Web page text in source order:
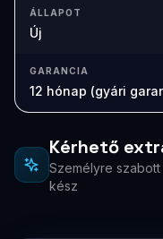
ÁLLAPOT
Új
GARANCIA
12 hónap (gyári
Kérhető
Személyre
kész